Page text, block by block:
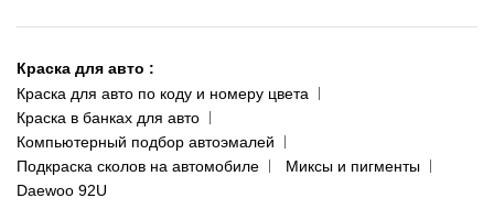
093 611-39-23
(ориентир: Интайм №40)
Одесса
пр-т Акад. Глушко, 29
066 554-97-70
Доставка и оплата
Сотрудничество
Наши публикации
Публичная оферта
Политика конфиденциальности
Краска для авто :
Краска для авто по коду и номеру цвета
Краска в банках для авто
Компьютерный подбор автоэмалей
Подкраска сколов на автомобиле
Миксы и пигменты
Daewoo 92U